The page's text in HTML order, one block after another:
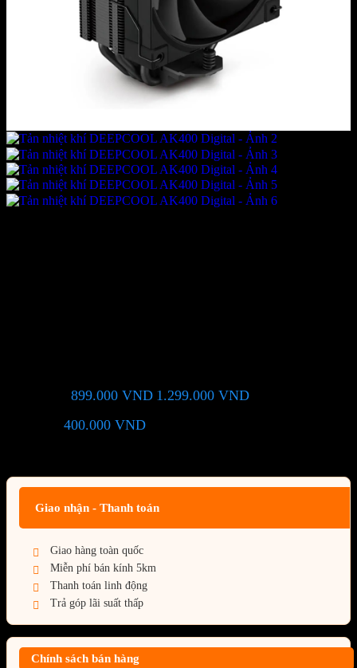
899.000 VND 1.299.000 VND
400.000 VND
Giao nhận - Thanh toán
Giao hàng toàn quốc
Miễn phí bán kính 5km
Thanh toán linh động
Trả góp lãi suất thấp
Chính sách bán hàng